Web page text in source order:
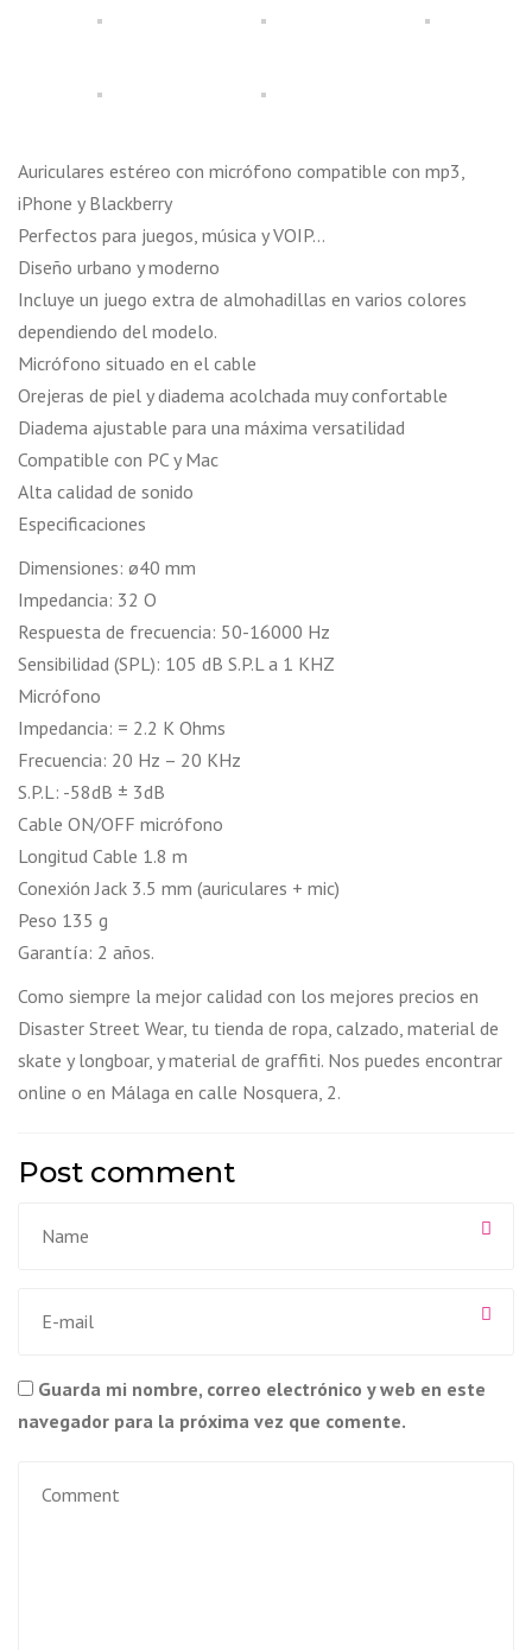
Auriculares estéreo con micrófono compatible con mp3,
iPhone y Blackberry
Perfectos para juegos, música y VOIP…
Diseño urbano y moderno
Incluye un juego extra de almohadillas en varios colores
dependiendo del modelo.
Micrófono situado en el cable
Orejeras de piel y diadema acolchada muy confortable
Diadema ajustable para una máxima versatilidad
Compatible con PC y Mac
Alta calidad de sonido
Especificaciones
Dimensiones: ø40 mm
Impedancia: 32 O
Respuesta de frecuencia: 50-16000 Hz
Sensibilidad (SPL): 105 dB S.P.L a 1 KHZ
Micrófono
Impedancia: = 2.2 K Ohms
Frecuencia: 20 Hz – 20 KHz
S.P.L: -58dB ± 3dB
Cable ON/OFF micrófono
Longitud Cable 1.8 m
Conexión Jack 3.5 mm (auriculares + mic)
Peso 135 g
Garantía: 2 años.
Como siempre la mejor calidad con los mejores precios en
Disaster Street Wear, tu tienda de ropa, calzado, material de
skate y longboar, y material de graffiti. Nos puedes encontrar
online o en Málaga en calle Nosquera, 2.
Post comment
Guarda mi nombre, correo electrónico y web en este
navegador para la próxima vez que comente.